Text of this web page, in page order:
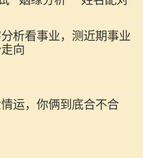
析看事业，测近期事业
向
运，你俩到底合不合